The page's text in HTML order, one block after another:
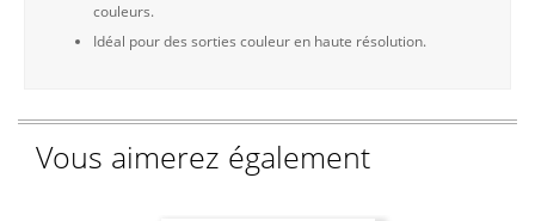
couleurs.
Idéal pour des sorties couleur en haute résolution.
Vous aimerez également